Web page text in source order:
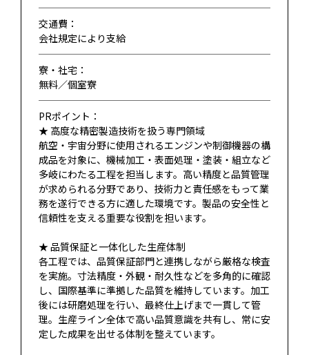
交通費：
会社規定により支給
寮・社宅：
無料／個室寮
PRポイント：
★ 高度な精密製造技術を扱う専門領域
航空・宇宙分野に使用されるエンジンや制御機器の構
成品を対象に、機械加工・表面処理・塗装・組立など
多岐にわたる工程を担当します。高い精度と品質管理
が求められる分野であり、技術力と責任感をもって業
務を遂行できる方に適した環境です。製品の安全性と
信頼性を支える重要な役割を担います。
★ 品質保証と一体化した生産体制
各工程では、品質保証部門と連携しながら厳格な検査
を実施。寸法精度・外観・耐久性などを多角的に確認
し、国際基準に準拠した品質を維持しています。加工
後には研磨処理を行い、最終仕上げまで一貫して管
理。生産ライン全体で高い品質意識を共有し、常に安
定した成果を出せる体制を整えています。